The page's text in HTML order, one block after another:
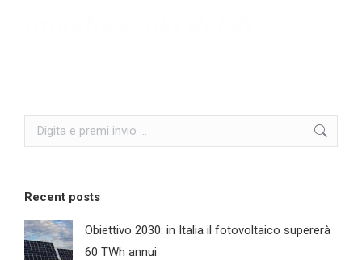
Search:
Recent posts
Obiettivo 2030: in Italia il fotovoltaico supererà
60 TWh annui